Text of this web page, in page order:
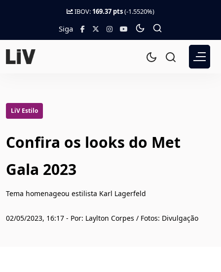
IBOV: 169.37 pts(-1.5520%)
Siga
LiV Estilo
Confira os looks do Met
Gala 2023
Tema homenageou estilista Karl Lagerfeld
02/05/2023, 16:17 - Por: Laylton Corpes / Fotos: Divulgação